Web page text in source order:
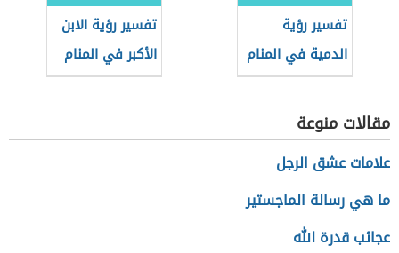
تفسير رؤية
الدمية في المنام
تفسير رؤية الابن
الأكبر في المنام
مقالات منوعة
علامات عشق الرجل
ما هي رسالة الماجستير
عجائب قدرة الله